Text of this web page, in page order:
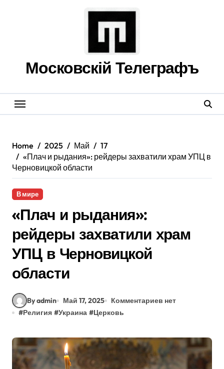
Московскій Телеграфъ
Home 2025 Май
17
«Плач и рыдания»: рейдеры захватили храм УПЦ в
Черновицкой области
В мире
«Плач и рыдания»:
рейдеры захватили храм
УПЦ в Черновицкой
области
By admin Май 17, 2025
Комментариев нет
#Религия #Украина #Церковь